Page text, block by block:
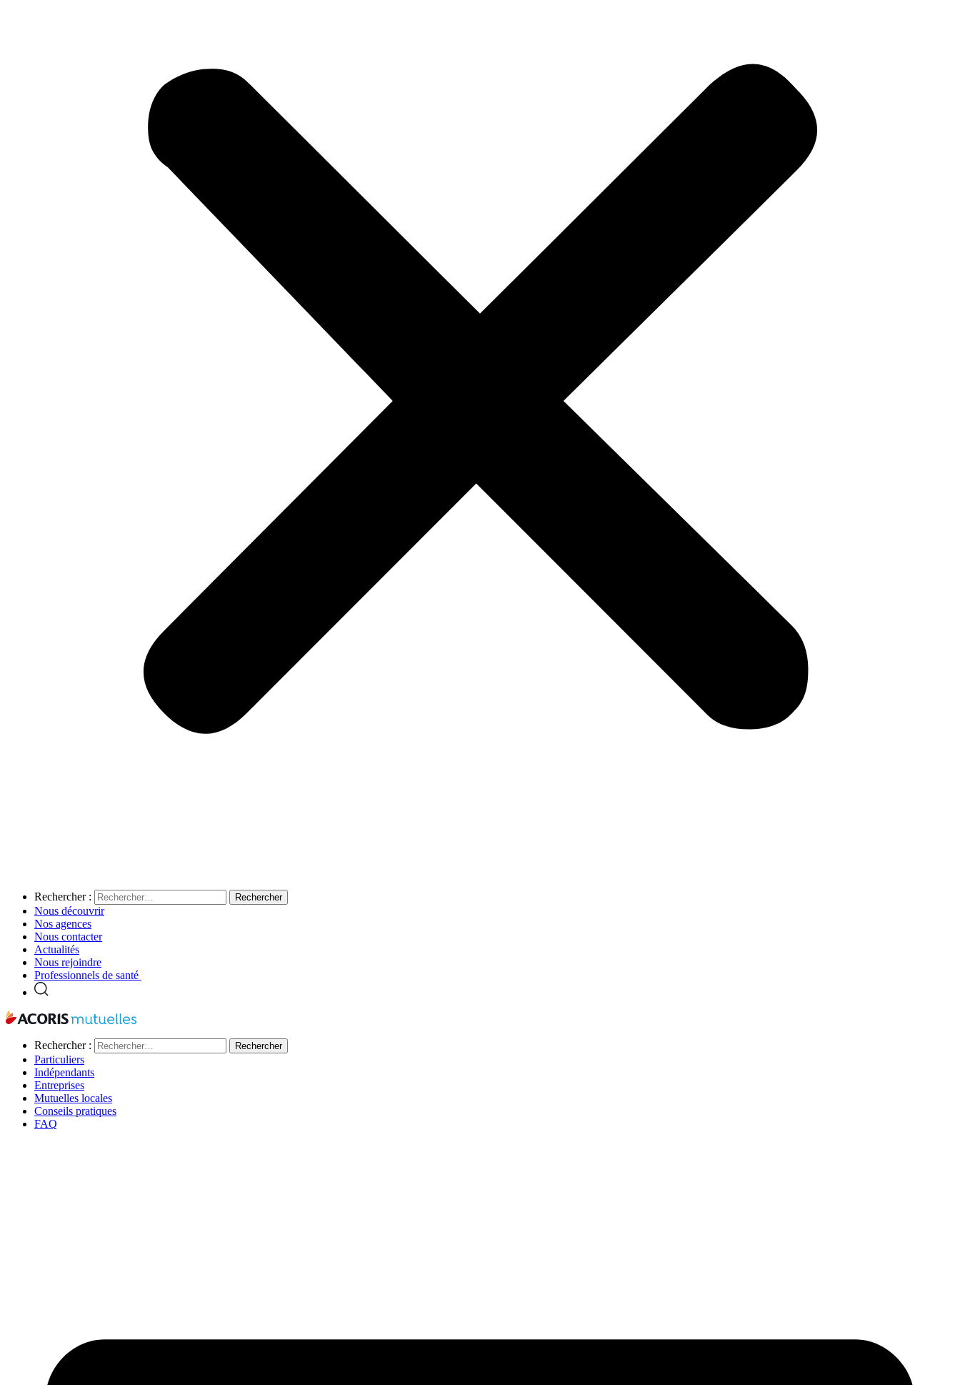
Rechercher :
Nous découvrir
Nos agences
Nous contacter
Actualités
Nous rejoindre
Professionnels de santé
Rechercher :
Particuliers
Indépendants
Entreprises
Mutuelles locales
Conseils pratiques
FAQ